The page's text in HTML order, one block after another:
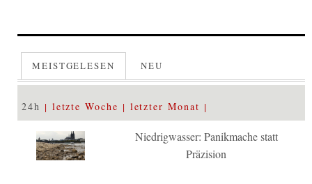
MEISTGELESEN NEU
24h letzte Woche letzter Monat
Niedrigwasser: Panikmache statt
Präzision